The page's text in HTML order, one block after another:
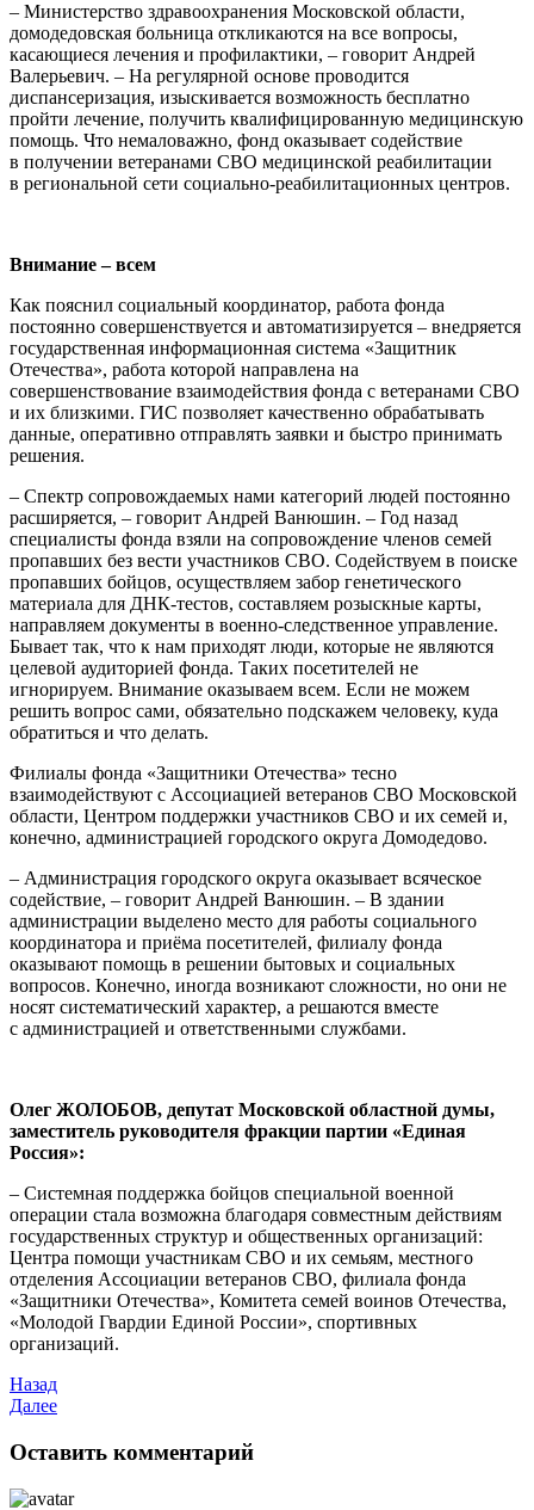
– Министерство здравоохранения Московской области,
домодедовская больница откликаются на все вопросы,
касающиеся лечения и профилактики, – говорит Андрей
Валерьевич. – На регулярной основе проводится
диспансеризация, изыскивается возможность бесплатно
пройти лечение, получить квалифицированную медицинскую
помощь. Что немаловажно, фонд оказывает содействие
в получении ветеранами СВО медицинской реабилитации
в региональной сети социально-реабилитационных центров.
Внимание – всем
Как пояснил социальный координатор, работа фонда
постоянно совершенствуется и автоматизируется – внедряется
государственная информационная система «Защитник
Отечества», работа которой направлена на
совершенствование взаимодействия фонда с ветеранами СВО
и их близкими. ГИС позволяет качественно обрабатывать
данные, оперативно отправлять заявки и быстро принимать
решения.
– Спектр сопровождаемых нами категорий людей постоянно
расширяется, – говорит Андрей Ванюшин. – Год назад
специалисты фонда взяли на сопровождение членов семей
пропавших без вести участников СВО. Содействуем в поиске
пропавших бойцов, осуществляем забор генетического
материала для ДНК-тестов, составляем розыскные карты,
направляем документы в военно-следственное управление.
Бывает так, что к нам приходят люди, которые не являются
целевой аудиторией фонда. Таких посетителей не
игнорируем. Внимание оказываем всем. Если не можем
решить вопрос сами, обязательно подскажем человеку, куда
обратиться и что делать.
Филиалы фонда «Защитники Отечества» тесно
взаимодействуют с Ассоциацией ветеранов СВО Московской
области, Центром поддержки участников СВО и их семей и,
конечно, администрацией городского округа Домодедово.
– Администрация городского округа оказывает всяческое
содействие, – говорит Андрей Ванюшин. – В здании
администрации выделено место для работы социального
координатора и приёма посетителей, филиалу фонда
оказывают помощь в решении бытовых и социальных
вопросов. Конечно, иногда возникают сложности, но они не
носят систематический характер, а решаются вместе
с администрацией и ответственными службами.
Олег ЖОЛОБОВ, депутат Московской областной думы,
заместитель руководителя фракции партии «Единая
Россия»:
– Системная поддержка бойцов специальной военной
операции стала возможна благодаря совместным действиям
государственных структур и общественных организаций:
Центра помощи участникам СВО и их семьям, местного
отделения Ассоциации ветеранов СВО, филиала фонда
«Защитники Отечества», Комитета семей воинов Отечества,
«Молодой Гвардии Единой России», спортивных
организаций.
Назад
Далее
Оставить комментарий